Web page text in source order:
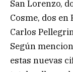
San Lorenzo,
Cosme, dos
Carlos
Según
estas nuevas